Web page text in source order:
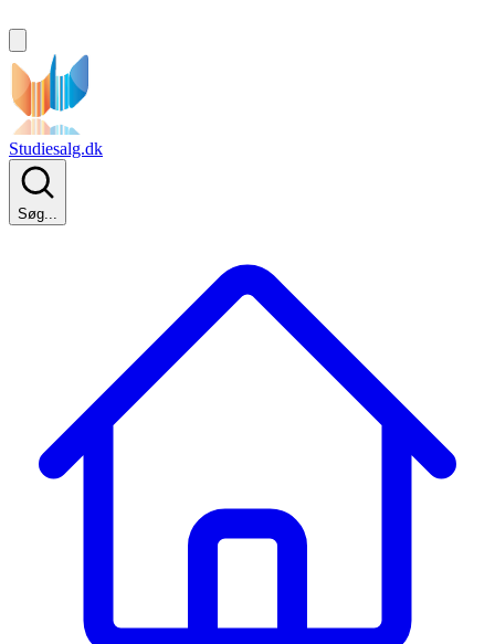
Studiesalg.dk
Søg...